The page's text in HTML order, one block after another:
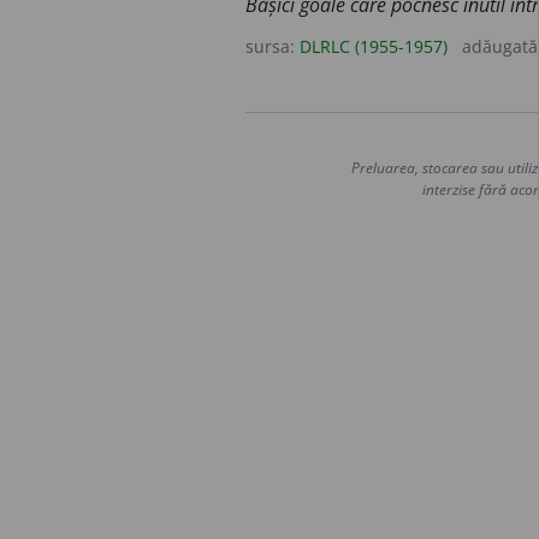
sursa: DLRLC (1955-1957) adăugată
Preluarea, stocarea sau
interzise fără